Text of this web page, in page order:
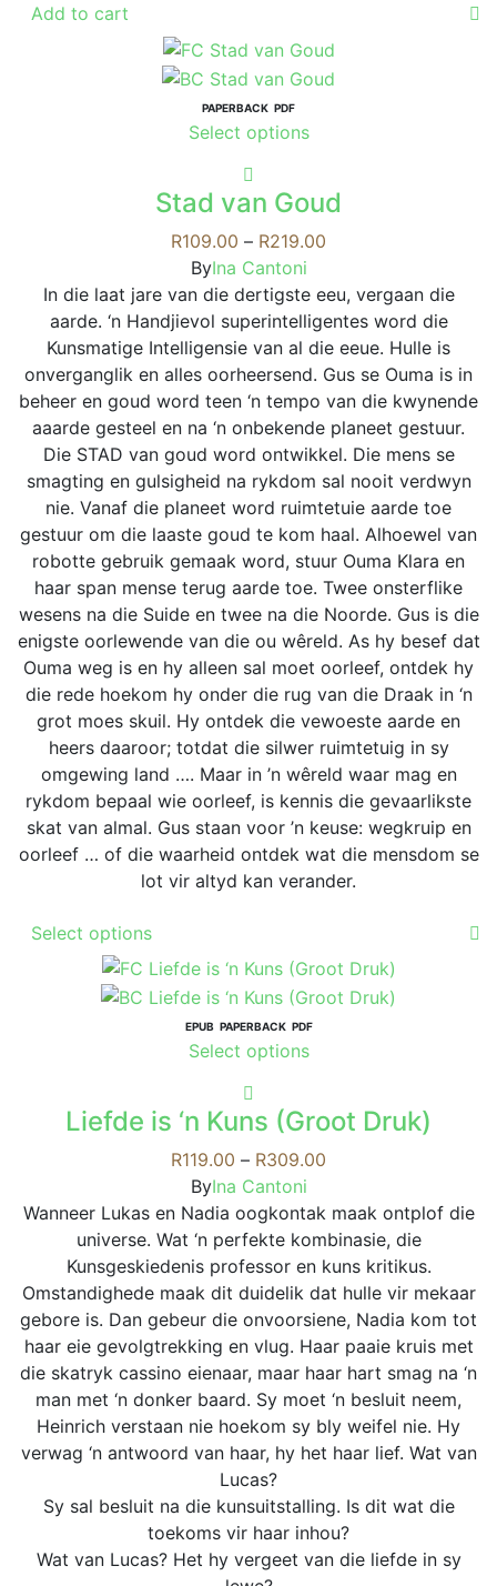
Add to cart
PAPERBACK PDF
Select optionsThis
multiple
variants.
options
may
be
chosen
on
the
product
page
Stad van Goud
R109.00 – R219.00
R109.00
through
R219.00
ByIna Cantoni
In die laat jare van die dertigste eeu, vergaan die
aarde. ‘n Handjievol superintelligentes word die
Kunsmatige Intelligensie van al die eeue. Hulle is
onverganglik en alles oorheersend. Gus se Ouma is in
beheer en goud word teen ‘n tempo van die kwynende
aaarde gesteel en na ‘n onbekende planeet gestuur.
Die STAD van goud word ontwikkel. Die mens se
smagting en gulsigheid na rykdom sal nooit verdwyn
nie. Vanaf die planeet word ruimtetuie aarde toe
gestuur om die laaste goud te kom haal. Alhoewel van
robotte gebruik gemaak word, stuur Ouma Klara en
haar span mense terug aarde toe. Twee onsterflike
wesens na die Suide en twee na die Noorde. Gus is die
enigste oorlewende van die ou wêreld. As hy besef dat
Ouma weg is en hy alleen sal moet oorleef, ontdek hy
die rede hoekom hy onder die rug van die Draak in ‘n
grot moes skuil. Hy ontdek die vewoeste aarde en
heers daaroor; totdat die silwer ruimtetuig in sy
omgewing land …. Maar in ’n wêreld waar mag en
rykdom bepaal wie oorleef, is kennis die gevaarlikste
skat van almal. Gus staan voor ’n keuse: wegkruip en
oorleef … of die waarheid ontdek wat die mensdom se
lot vir altyd kan verander.
Select options
has
multiple
variants.
The
may
be
chosen
the
product
page
EPUB PAPERBACK PDF
Select optionsThis
multiple
variants.
options
may
be
chosen
on
the
product
page
Liefde is ‘n Kuns (Groot Druk)
R119.00 – R309.00
R119.00
through
R309.00
ByIna Cantoni
Wanneer Lukas en Nadia oogkontak maak ontplof die
universe. Wat ‘n perfekte kombinasie, die
Kunsgeskiedenis professor en kuns kritikus.
Omstandighede maak dit duidelik dat hulle vir mekaar
gebore is. Dan gebeur die onvoorsiene, Nadia kom tot
haar eie gevolgtrekking en vlug. Haar paaie kruis met
die skatryk cassino eienaar, maar haar hart smag na ‘n
man met ‘n donker baard. Sy moet ‘n besluit neem,
Heinrich verstaan nie hoekom sy bly weifel nie. Hy
verwag ‘n antwoord van haar, hy het haar lief. Wat van
Lucas?
Sy sal besluit na die kunsuitstalling. Is dit wat die
toekoms vir haar inhou?
Wat van Lucas? Het hy vergeet van die liefde in sy